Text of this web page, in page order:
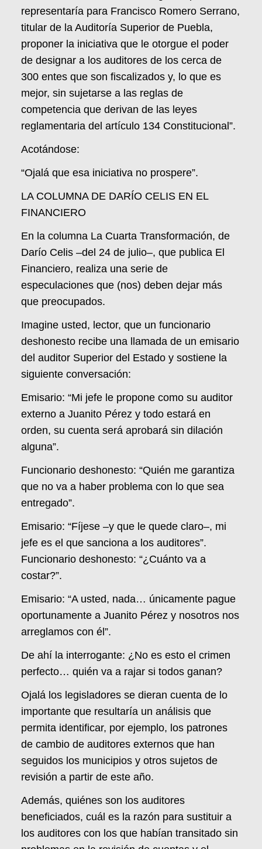
representaría para Francisco Romero Serrano,
titular de la Auditoría Superior de Puebla,
proponer la iniciativa que le otorgue el poder
de designar a los auditores de los cerca de
300 entes que son fiscalizados y, lo que es
mejor, sin sujetarse a las reglas de
competencia que derivan de las leyes
reglamentaria del artículo 134 Constitucional”.
Acotándose:
“Ojalá que esa iniciativa no prospere”.
LA COLUMNA DE DARÍO CELIS EN EL
FINANCIERO
En la columna La Cuarta Transformación, de
Darío Celis –del 24 de julio–, que publica El
Financiero, realiza una serie de
especulaciones que (nos) deben dejar más
que preocupados.
Imagine usted, lector, que un funcionario
deshonesto recibe una llamada de un emisario
del auditor Superior del Estado y sostiene la
siguiente conversación:
Emisario: “Mi jefe le propone como su auditor
externo a Juanito Pérez y todo estará en
orden, su cuenta será aprobará sin dilación
alguna”.
Funcionario deshonesto: “Quién me garantiza
que no va a haber problema con lo que sea
entregado”.
Emisario: “Fíjese –y que le quede claro–, mi
jefe es el que sanciona a los auditores”.
Funcionario deshonesto: “¿Cuánto va a
costar?”.
Emisario: “A usted, nada… únicamente pague
oportunamente a Juanito Pérez y nosotros nos
arreglamos con él”.
De ahí la interrogante: ¿No es esto el crimen
perfecto… quién va a rajar si todos ganan?
Ojalá los legisladores se dieran cuenta de lo
importante que resultaría un análisis que
permita identificar, por ejemplo, los patrones
de cambio de auditores externos que han
seguidos los municipios y otros sujetos de
revisión a partir de este año.
Además, quiénes son los auditores
beneficiados, cuál es la razón para sustituir a
los auditores con los que habían transitado sin